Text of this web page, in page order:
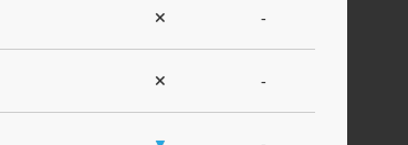
✕ -
✕ -